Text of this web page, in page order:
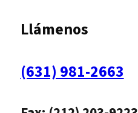
Llámenos
(631) 981-2663